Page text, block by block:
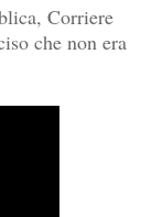
Corriere
che non era